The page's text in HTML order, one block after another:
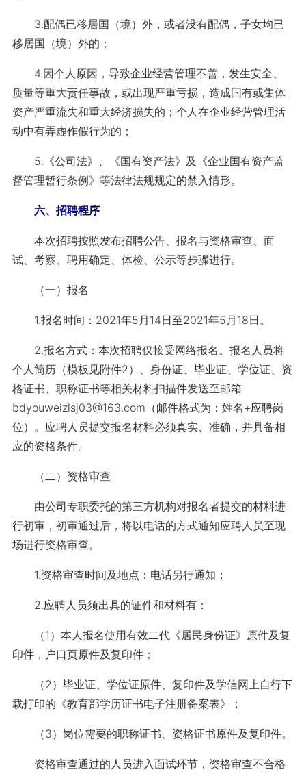
3.配偶已移居国（境）外，或者没有配偶，子女均已
移居国（境）外的；
4.因个人原因，导致企业经营管理不善，发生安全、
质量等重大责任事故，或出现严重亏损，造成国有或集体
资产严重流失和重大经济损失的；个人在企业经营管理活
动中有弄虚作假行为的；
5.《公司法》、《国有资产法》及《企业国有资产监
督管理暂行条例》等法律法规规定的禁入情形。
六、招聘程序
本次招聘按照发布招聘公告、报名与资格审查、面
试、考察、聘用确定、体检、公示等步骤进行。
（一）报名
1.报名时间：2021年5月14日至2021年5月18日。
2.报名方式：本次招聘仅接受网络报名。报名人员将
个人简历（模板见附件2）、身份证、毕业证、学位证、资
格证书、职称证书等相关材料扫描件发送至邮箱
bdyouweizlsj03@163.com（邮件格式为：姓名+应聘岗
位）。应聘人员提交报名材料必须真实、准确，并具备相
应的资格条件。
（二）资格审查
由公司专职委托的第三方机构对报名者提交的材料进
行初审，初审通过后，将以电话的方式通知应聘人员至现
场进行资格审查。
1.资格审查时间及地点：电话另行通知；
2.应聘人员须出具的证件和材料有：
（1）本人报名使用有效二代《居民身份证》原件及复
印件，户口页原件及复印件；
（2）毕业证、学位证原件、复印件及学信网上自行下
载打印的《教育部学历证书电子注册备案表》；
（3）岗位需要的职称证书、资格证书原件及复印件。
资格审查通过的人员进入面试环节，资格审查不合格